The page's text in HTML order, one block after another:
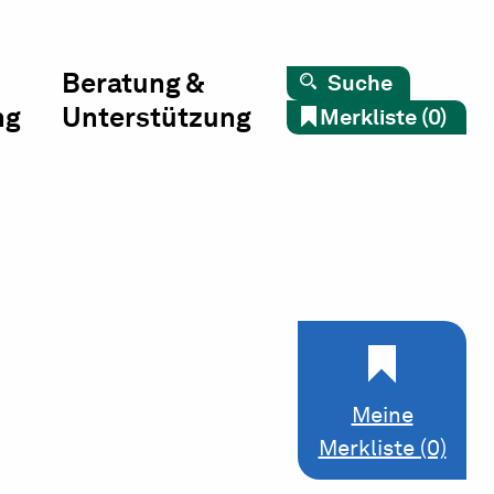
Beratung &
Unterstützung
Suche
Merkliste (0)
Meine
Merkliste (0)